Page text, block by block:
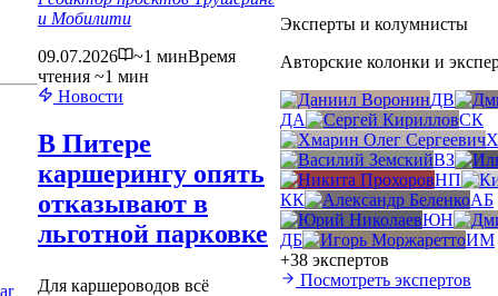
и Мобилити
09.07.2026
~1 минВремя
чтения ~1 мин
Новости
В Питере
каршерингу опять
отказывают в
льготной парковке
Для каршероводов всё
Эксперты и колумнисты
Авторские колонки и
ДВ
ДА
СК
ВЗ
НП
КК
АБ
ЮН
ДБ
ИМ
+38 экспертов
Посмотреть экспертов